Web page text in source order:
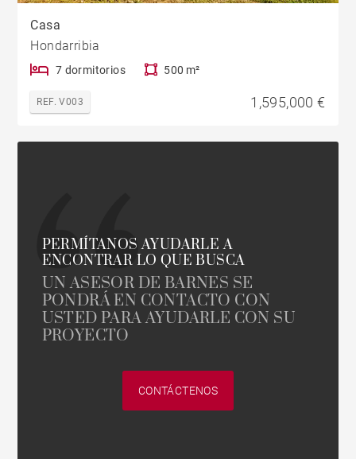
Casa
Hondarribia
7 dormitorios 500 m²
REF. V003 1,595,000 €
PERMÍTANOS AYUDARLE A
ENCONTRAR LO QUE BUSCA
UN ASESOR DE BARNES SE
PONDRÁ EN CONTACTO CON
USTED PARA AYUDARLE CON SU
PROYECTO
CONTÁCTENOS